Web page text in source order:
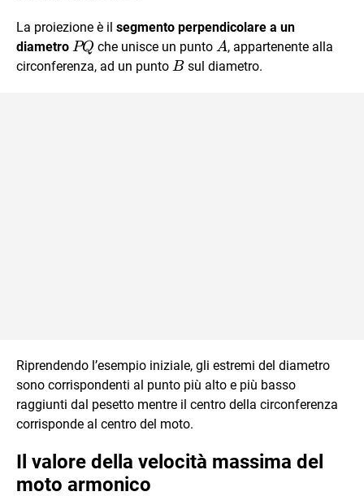
La proiezione è il segmento perpendicolare a un
diametro PQ
PQ che unisce un punto A
A, appartenente alla
circonferenza, ad un punto B
Bsul diametro.
Riprendendo l’esempio iniziale, gli estremi del diametro
sono corrispondenti al punto più alto e più basso
raggiunti dal pesetto mentre il centro della circonferenza
corrisponde al centro del moto.
Il valore della velocità massima del
moto armonico